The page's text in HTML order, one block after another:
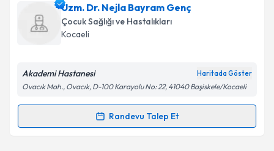
Takvim Talebini Gönder
Dr. Irmak Dicle Sargıniçin randevu takvimi talebi
oluşturun. Size bu uzmandan randevu almanız için bir
takvim hazırlandığında e-posta ile bilgilendireceğiz.
Kişisel verilerimin işlenmesine ilişkin
Metni'ni okudum ve kişisel verilerimin belirtilen
Uzm. Dr. Nejla Bayram Genç
Çocuk Sağlığı ve Hastalıkları
Kocaeli
Akademi Hastanesi Haritada Göster
Ovacık Mah., Ovacık, D-100 Karayolu No: 22, 41040 Başiskele/Kocaeli
Randevu Talep Et
Randevu Takvimi Talebi